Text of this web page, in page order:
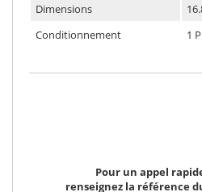
Dimensions
Conditionnement
1
Pour un appel
renseignez la référence